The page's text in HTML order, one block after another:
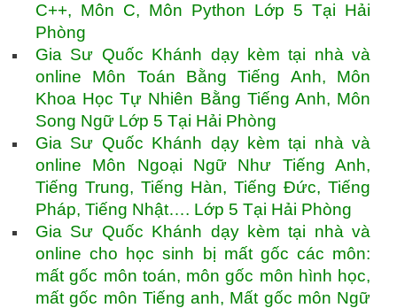
C++, Môn C, Môn Python Lớp 5 Tại Hải
Phòng
Gia Sư Quốc Khánh dạy kèm tại nhà và
online Môn Toán Bằng Tiếng Anh, Môn
Khoa Học Tự Nhiên Bằng Tiếng Anh, Môn
Song Ngữ Lớp 5 Tại Hải Phòng
Gia Sư Quốc Khánh dạy kèm tại nhà và
online Môn Ngoại Ngữ Như Tiếng Anh,
Tiếng Trung, Tiếng Hàn, Tiếng Đức, Tiếng
Pháp, Tiếng Nhật…. Lớp 5 Tại Hải Phòng
Gia Sư Quốc Khánh dạy kèm tại nhà và
online cho học sinh bị mất gốc các môn:
mất gốc môn toán, môn gốc môn hình học,
mất gốc môn Tiếng anh, Mất gốc môn Ngữ